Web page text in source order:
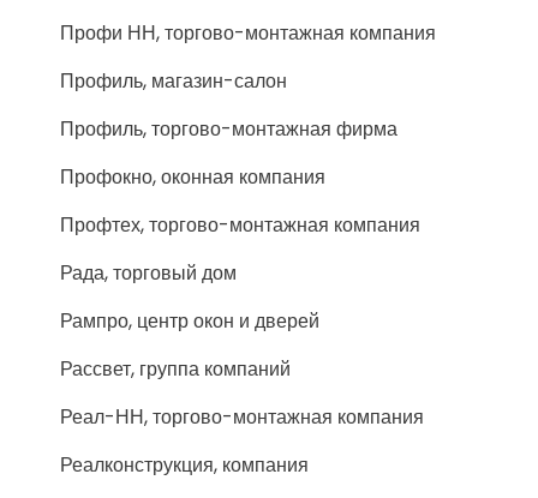
Профи НН, торгово-монтажная компания
Профиль, магазин-салон
Профиль, торгово-монтажная фирма
Профокно, оконная компания
Профтех, торгово-монтажная компания
Рада, торговый дом
Рампро, центр окон и дверей
Рассвет, группа компаний
Реал-НН, торгово-монтажная компания
Реалконструкция, компания